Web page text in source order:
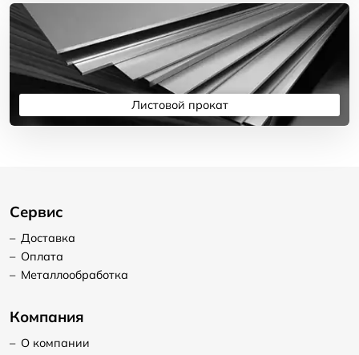
Листовой прокат
Подробнее
Сервис
– Доставка
– Оплата
– Металлообработка
Компания
– О компании